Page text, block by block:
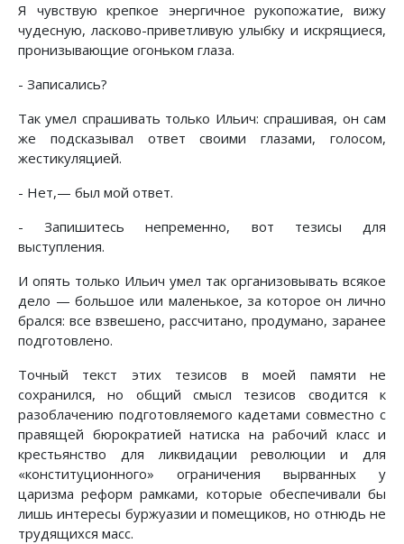
Я чувствую крепкое энергичное рукопожатие, вижу
чудесную, ласково-приветливую улыбку и искрящиеся,
пронизывающие огоньком глаза.
- Записались?
Так умел спрашивать только Ильич: спрашивая, он сам
же подсказывал ответ своими глазами, голосом,
жестикуляцией.
- Нет,— был мой ответ.
- Запишитесь непременно, вот тезисы для
выступления.
И опять только Ильич умел так организовывать всякое
дело — большое или маленькое, за которое он лично
брался: все взвешено, рассчитано, продумано, заранее
подготовлено.
Точный текст этих тезисов в моей памяти не
сохранился, но общий смысл тезисов сводится к
разоблачению подготовляемого кадетами совместно с
правящей бюрократией натиска на рабочий класс и
крестьянство для ликвидации революции и для
«конституционного» ограничения вырванных у
царизма реформ рамками, которые обеспечивали бы
лишь интересы буржуазии и помещиков, но отнюдь не
трудящихся масс.